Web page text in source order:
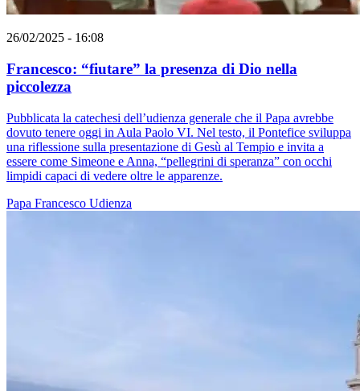
26/02/2025 - 16:08
Francesco: “fiutare” la presenza di Dio nella
piccolezza
Pubblicata la catechesi dell’udienza generale che il Papa avrebbe
dovuto tenere oggi in Aula Paolo VI. Nel testo, il Pontefice sviluppa
una riflessione sulla presentazione di Gesù al Tempio e invita a
essere come Simeone e Anna, “pellegrini di speranza” con occhi
limpidi capaci di vedere oltre le apparenze.
Papa Francesco Udienza